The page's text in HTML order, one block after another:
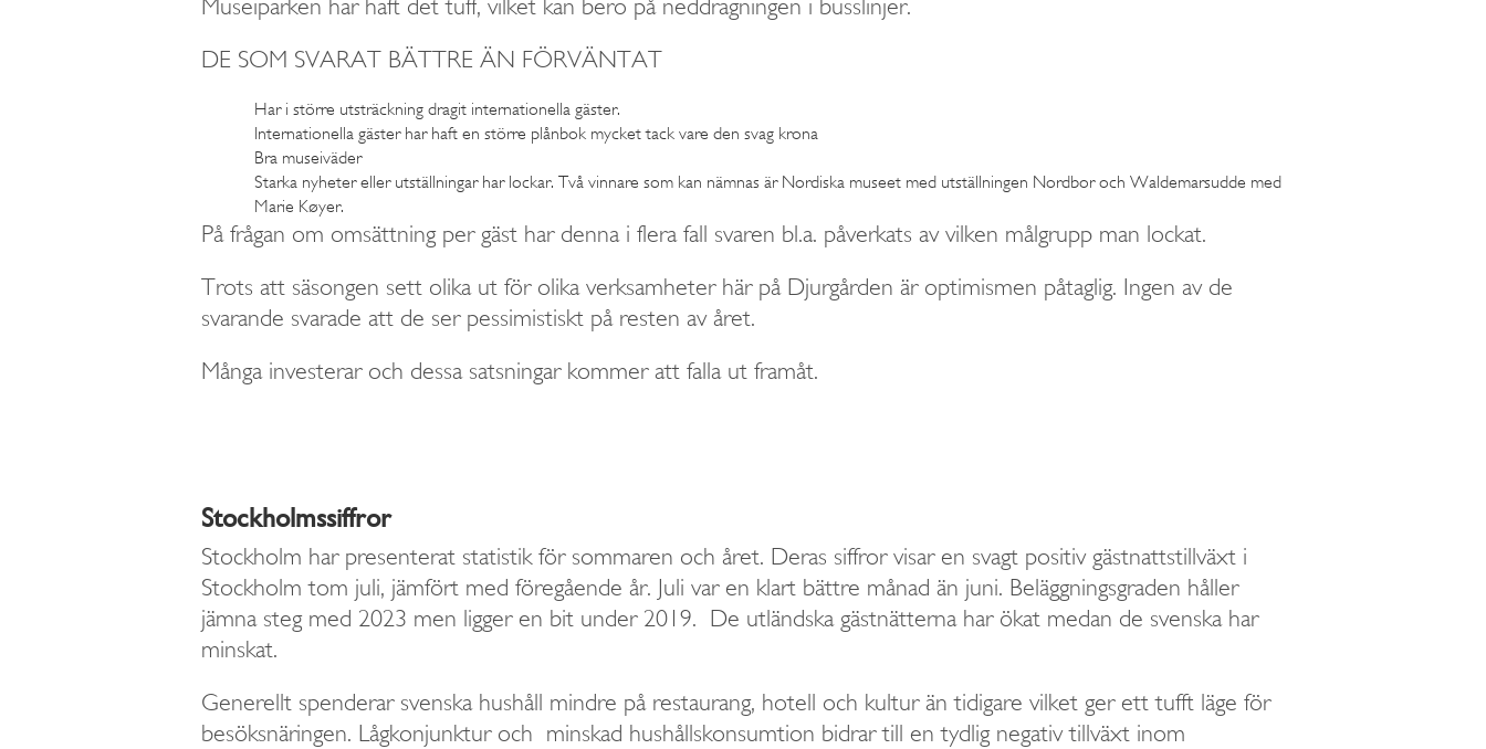
Museiparken har haft det tuff, vilket kan bero på neddragningen i busslinjer.
DE SOM SVARAT BÄTTRE ÄN FÖRVÄNTAT
Har i större utsträckning dragit internationella gäster.
Internationella gäster har haft en större plånbok mycket tack vare den svag krona
Bra museiväder
Starka nyheter eller utställningar har lockar. Två vinnare som kan nämnas är Nordiska museet med utställningen Nordbor och Waldemarsudde med
Marie Køyer.
På frågan om omsättning per gäst har denna i flera fall svaren bl.a. påverkats av vilken målgrupp man lockat.
Trots att säsongen sett olika ut för olika verksamheter här på Djurgården är optimismen påtaglig. Ingen av de
svarande svarade att de ser pessimistiskt på resten av året.
Många investerar och dessa satsningar kommer att falla ut framåt.
Stockholmssiffror
Stockholm har presenterat statistik för sommaren och året. Deras siffror visar en svagt positiv gästnattstillväxt i
Stockholm tom juli, jämfört med föregående år. Juli var en klart bättre månad än juni. Beläggningsgraden håller
jämna steg med 2023 men ligger en bit under 2019. De utländska gästnätterna har ökat medan de svenska har
minskat.
Generellt spenderar svenska hushåll mindre på restaurang, hotell och kultur än tidigare vilket ger ett tufft läge för
besöksnäringen. Lågkonjunktur och minskad hushållskonsumtion bidrar till en tydlig negativ tillväxt inom